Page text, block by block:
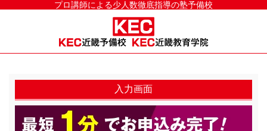
プロ講師による少人数徹底指導の塾予備校
入力画面